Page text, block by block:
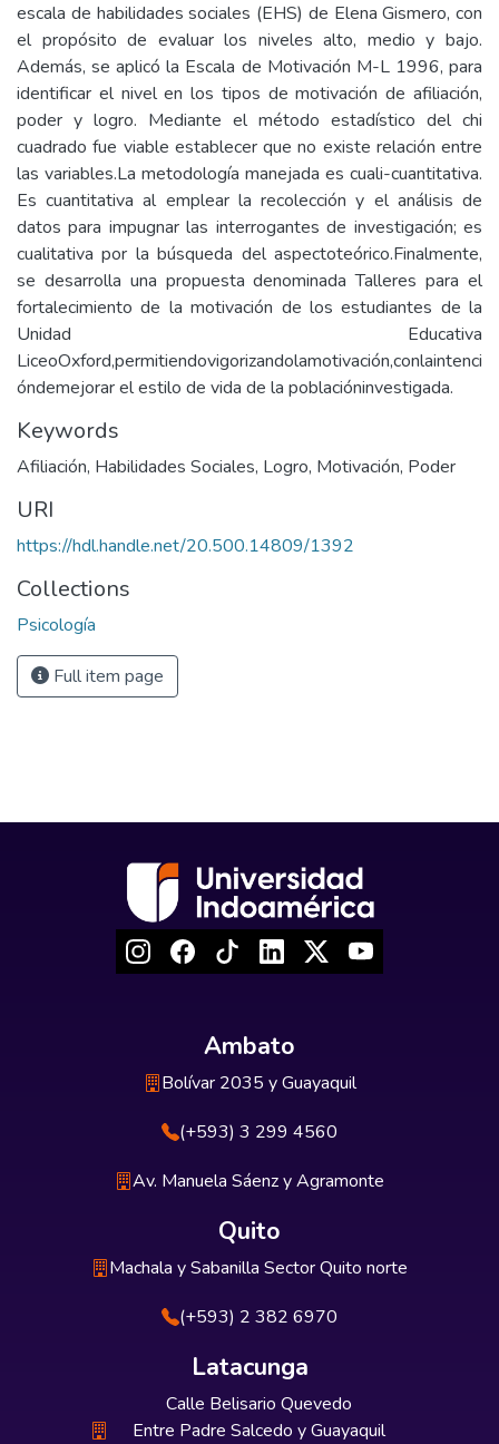
escala de habilidades sociales (EHS) de Elena Gismero, con
el propósito de evaluar los niveles alto, medio y bajo.
Además, se aplicó la Escala de Motivación M-L 1996, para
identificar el nivel en los tipos de motivación de afiliación,
poder y logro. Mediante el método estadístico del chi
cuadrado fue viable establecer que no existe relación entre
las variables.La metodología manejada es cuali-cuantitativa.
Es cuantitativa al emplear la recolección y el análisis de
datos para impugnar las interrogantes de investigación; es
cualitativa por la búsqueda del aspectoteórico.Finalmente,
se desarrolla una propuesta denominada Talleres para el
fortalecimiento de la motivación de los estudiantes de la
Unidad Educativa
LiceoOxford,permitiendovigorizandolamotivación,conlaintenci
óndemejorar el estilo de vida de la poblacióninvestigada.
Keywords
Afiliación, Habilidades Sociales, Logro, Motivación, Poder
URI
https://hdl.handle.net/20.500.14809/1392
Collections
Psicología
Full item page
Ambato
Bolívar 2035 y Guayaquil
(+593) 3 299 4560
Av. Manuela Sáenz y Agramonte
Quito
Machala y Sabanilla Sector Quito norte
(+593) 2 382 6970
Latacunga
Calle Belisario Quevedo
Entre Padre Salcedo y Guayaquil